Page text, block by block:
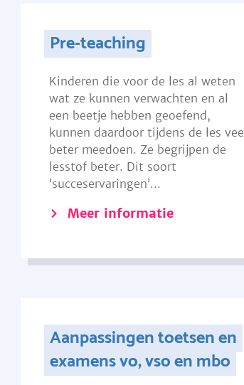
Pre-teaching
Kinderen die voor de les al weten
wat ze kunnen verwachten en al
een beetje hebben geoefend,
kunnen daardoor tijdens de les veel
beter meedoen. Ze begrijpen de
lesstof beter. Dit soort
‘succeservaringen’...
Meer informatie
Aanpassingen toetsen en
examens vo, vso en mbo